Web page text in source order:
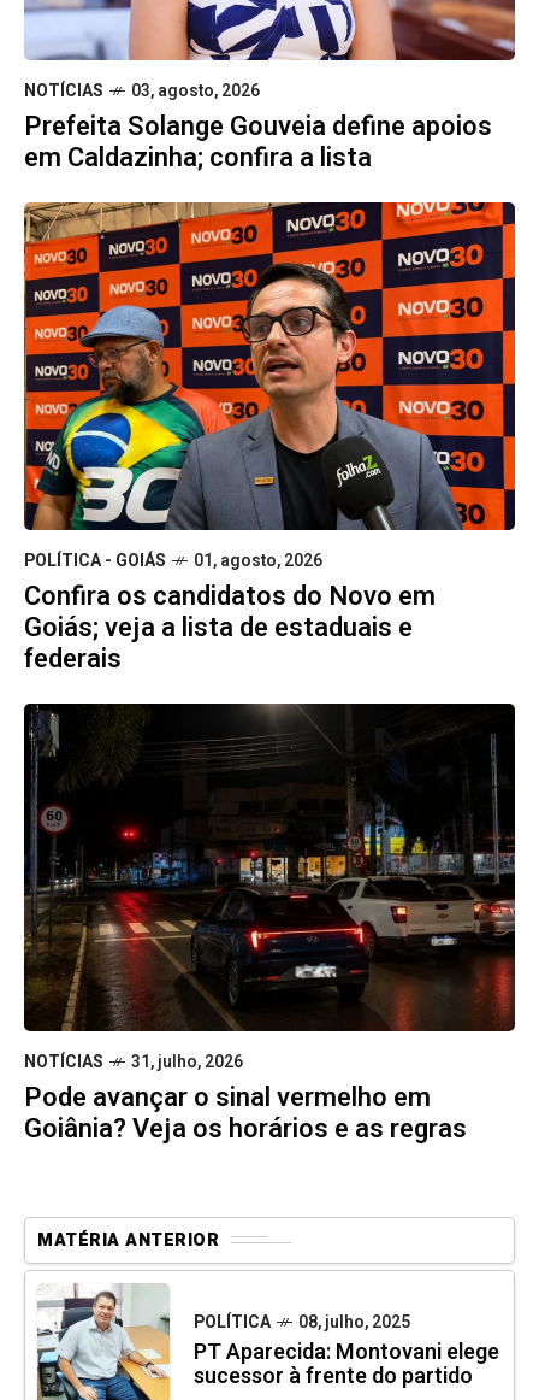
NOTÍCIAS 03, agosto, 2026
Prefeita Solange Gouveia define apoios
em Caldazinha; confira a lista
POLÍTICA - GOIÁS 01, agosto, 2026
Confira os candidatos do Novo em
Goiás; veja a lista de estaduais e
federais
NOTÍCIAS 31, julho, 2026
Pode avançar o sinal vermelho em
Goiânia? Veja os horários e as regras
MATÉRIA ANTERIOR
POLÍTICA 08, julho, 2025
PT Aparecida: Montovani elege
sucessor à frente do partido